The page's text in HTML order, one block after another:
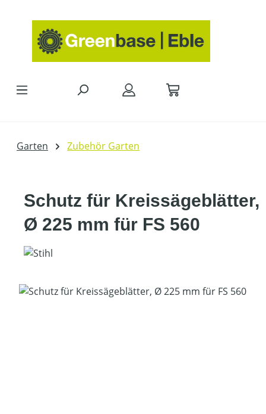
Garten Zubehör Garten
Schutz für Kreissägeblätter,
Ø 225 mm für FS 560
Bildergalerie überspringen